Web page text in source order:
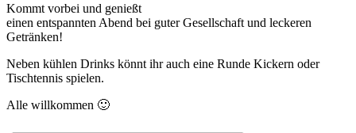
Kommt vorbei und genießt
einen entspannten Abend bei guter Gesellschaft und leckeren
Getränken!
Neben kühlen Drinks könnt ihr auch eine Runde Kickern oder
Tischtennis spielen.
Alle willkommen 🙂